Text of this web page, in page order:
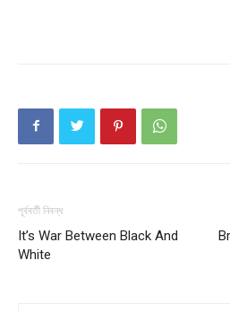
Contact us
Subscription Plans
পূর্ববর্তী নিবন্ধ
It’s War Between Black And
White